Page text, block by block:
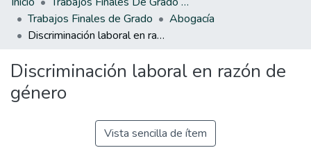
Trabajos Finales de Grado
Abogacía
Discriminación laboral en razón de género
Discriminación laboral en razón de
género
Vista sencilla de ítem